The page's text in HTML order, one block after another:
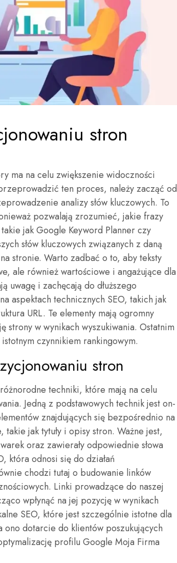
stron
ma na celu zwiększenie widoczności
ten proces, należy zacząć od
analizy słów kluczowych. To
pozwalają zrozumieć, jakie frazy
jak Google Keyword Planner czy
słów kluczowych związanych z daną
stronie. Warto zadbać o to, aby teksty
ale również wartościowe i angażujące dla
uwagę i zachęcają do dłuższego
aspektach technicznych SEO, takich jak
URL. Te elementy mają ogromny
strony w wynikach wyszukiwania. Ostatnim
czynnikiem rankingowym.
stron
techniki, które mają na celu
Jedną z podstawowych technik jest on-
znajdujących się bezpośrednio na
jak tytuły i opisy stron. Ważne jest,
oraz zawierały odpowiednie słowa
która odnosi się do działań
chodzi tutaj o budowanie linków
Linki prowadzące do naszej
wpłynąć na jej pozycję w wynikach
SEO, które jest szczególnie istotne dla
ono dotarcie do klientów poszukujących
profilu Google Moja Firma